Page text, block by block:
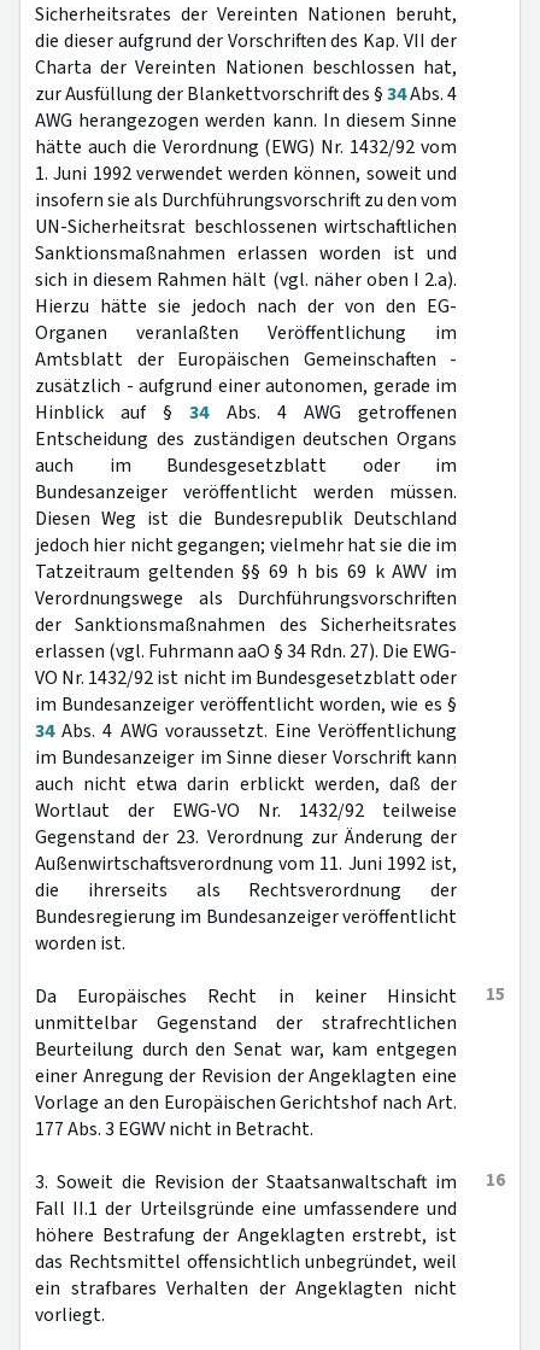
Sicherheitsrates der Vereinten Nationen beruht,
die dieser aufgrund der Vorschriften des Kap. VII der
Charta der Vereinten Nationen beschlossen hat,
zur Ausfüllung der Blankettvorschrift des §34Abs. 4
AWG herangezogen werden kann. In diesem Sinne
hätte auch die Verordnung (EWG) Nr. 1432/92 vom
1. Juni 1992 verwendet werden können, soweit und
insofern sie als Durchführungsvorschrift zu den vom
UN-Sicherheitsrat beschlossenen wirtschaftlichen
Sanktionsmaßnahmen erlassen worden ist und
sich in diesem Rahmen hält (vgl. näher oben I 2.a).
Hierzu hätte sie jedoch nach der von den EG-
Organen veranlaßten Veröffentlichung im
Amtsblatt der Europäischen Gemeinschaften -
zusätzlich - aufgrund einer autonomen, gerade im
Hinblick auf §34Abs. 4 AWG getroffenen
Entscheidung des zuständigen deutschen Organs
auch im Bundesgesetzblatt oder im
Bundesanzeiger veröffentlicht werden müssen.
Diesen Weg ist die Bundesrepublik Deutschland
jedoch hier nicht gegangen; vielmehr hat sie die im
Tatzeitraum geltenden §§ 69 h bis 69 k AWV im
Verordnungswege als Durchführungsvorschriften
der Sanktionsmaßnahmen des Sicherheitsrates
erlassen (vgl. Fuhrmann aaO § 34 Rdn. 27). Die EWG-
VO Nr. 1432/92 ist nicht im Bundesgesetzblatt oder
im Bundesanzeiger veröffentlicht worden, wie es §
34Abs. 4 AWG voraussetzt. Eine Veröffentlichung
im Bundesanzeiger im Sinne dieser Vorschrift kann
auch nicht etwa darin erblickt werden, daß der
Wortlaut der EWG-VO Nr. 1432/92 teilweise
Gegenstand der 23. Verordnung zur Änderung der
Außenwirtschaftsverordnung vom 11. Juni 1992 ist,
die ihrerseits als Rechtsverordnung der
Bundesregierung im Bundesanzeiger veröffentlicht
worden ist.
15
Da Europäisches Recht in keiner Hinsicht
unmittelbar Gegenstand der strafrechtlichen
Beurteilung durch den Senat war, kam entgegen
einer Anregung der Revision der Angeklagten eine
Vorlage an den Europäischen Gerichtshof nach Art.
177 Abs. 3 EGWV nicht in Betracht.
16
3. Soweit die Revision der Staatsanwaltschaft im
Fall II.1 der Urteilsgründe eine umfassendere und
höhere Bestrafung der Angeklagten erstrebt, ist
das Rechtsmittel offensichtlich unbegründet, weil
ein strafbares Verhalten der Angeklagten nicht
vorliegt.